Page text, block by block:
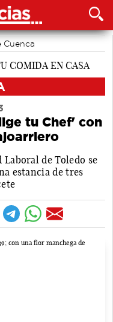
Cuenca
tu Chef' con
de Toledo se
estancia de tres